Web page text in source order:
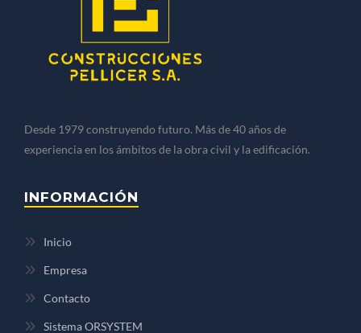
Desde 1979 construyendo futuro. Más de 40 años de
experiencia en los ámbitos de la obra civil y la edificación.
INFORMACIÓN
Inicio
Empresa
Contacto
Sistema ORSYSTEM